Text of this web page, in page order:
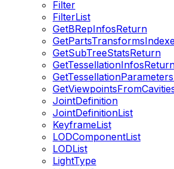
Filter
FilterList
GetBRepInfosReturn
GetSubTreeStatsReturn
JointDefinition
JointDefinitionList
KeyframeList
LODComponentList
LODList
LightType